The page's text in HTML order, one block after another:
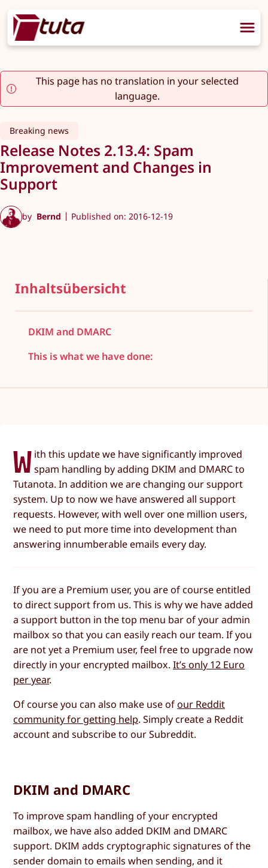
This page has no translation in your selected
language.
Breaking news
Release Notes 2.13.4: Spam
Improvement and Changes in
Support
by Bernd Published on: 2016-12-19
Inhaltsübersicht
DKIM and DMARC
This is what we have done:
W ith this update we have significantly improved
spam handling by adding DKIM and DMARC to
Tutanota. In addition we are changing our support
system. Up to now we have answered all support
requests. However, with well over one million users,
we need to put more time into development than
answering innumberable emails every day.
If you are a Premium user, you are of course entitled
to direct support from us. This is why we have added
a support button in the top menu bar of your admin
mailbox so that you can easily reach our team. If you
are not yet a Premium user, feel free to upgrade now
directly in your encrypted mailbox.It’s only 12 Euro
per year.
Of course you can also make use of our Reddit
community for getting help. Simply create a Reddit
account and subscribe to our Subreddit.
DKIM and DMARC
To improve spam handling of your encrypted
mailbox, we have also added DKIM and DMARC
support. DKIM adds cryptographic signatures of the
sender domain to emails when sending, and it